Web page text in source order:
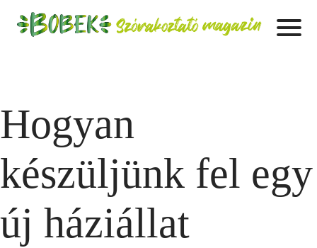
Hogyan
készüljünk fel egy
új háziállat